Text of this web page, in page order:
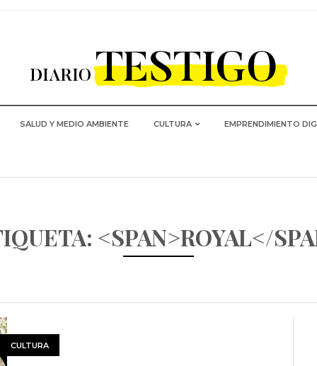
SALUD Y MEDIO AMBIENTE CULTURA EMPRENDIMIENTO
<SPAN>ROYAL</
CULTURA